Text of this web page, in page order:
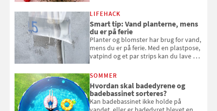
kan bruge dine hindbær i alt fra
bagværk og salater til is og syltning.
LIFEHACK
Smart tip: Vand planterne, mens
du er på ferie
Planter og blomster har brug for vand,
mens du er på ferie. Med en plastpose,
vatpind og et par strips kan du lave dit
at bede naboen om at vande eller
SOMMER
Hvordan skal badedyrene og
badebassinet sorteres?
Kan badebassinet ikke holde på